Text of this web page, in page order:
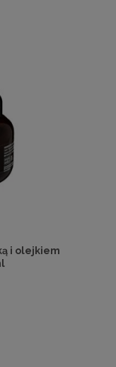
i olejkiem